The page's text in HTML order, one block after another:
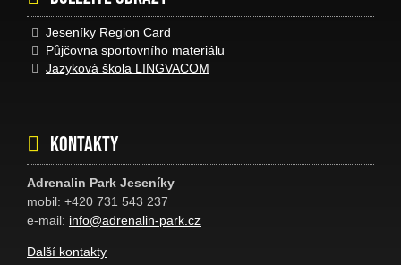
Jeseníky Region Card
Půjčovna sportovního materiálu
Jazyková škola LINGVACOM
Kontakty
Adrenalin Park Jeseníky
mobil: +420 731 543 237
e-mail: info@adrenalin-park.cz
Další kontakty